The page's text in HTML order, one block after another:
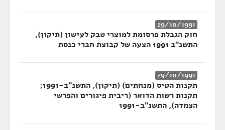
29/10/1991
חוק הגבלת פרסומת למוצרי טבק לעישון (תיקון),
התשנ"ב 1991 הצעה של קבוצת חברי כנסת
29/10/1991
תקנות הטיס (מנחתים) (תיקון), התשנ"ב-1991;
תקנות רשות הדואר (ריבית פיגורים והפרשי
הצמדה), התשנ"ב-1991